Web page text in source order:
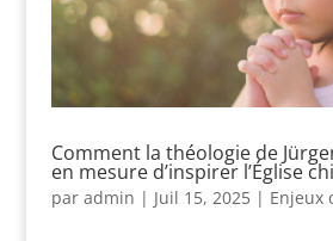
Comment la théologie de
en mesure d’inspirer l’Église
par admin | Juil 15, 2025| Enjeux